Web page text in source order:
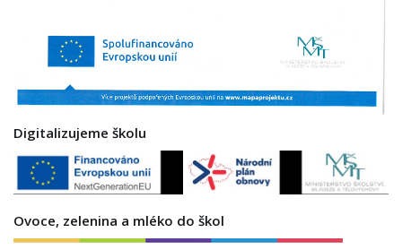
Digitalizujeme školu
Ovoce, zelenina a mléko do škol